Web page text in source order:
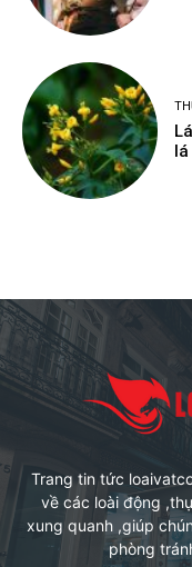
Trang tin tức
về các loài động
xung quanh ,giúp
phòng